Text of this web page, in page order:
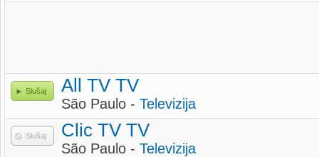
Slušaj All TV TV
São Paulo - Televizija
Slušaj Clic TV TV
São Paulo - Televizija